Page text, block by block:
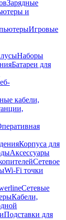
Зарядные
и
Игровые
Наборы
Батареи для
кабели,
Корпуса для
Аксессуары
Сетевое
Wi-Fi точки
Сетевые
Кабели,
Подставки для